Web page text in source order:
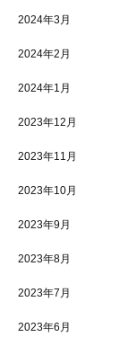
2024年3月
2024年2月
2024年1月
2023年12月
2023年11月
2023年10月
2023年9月
2023年8月
2023年7月
2023年6月